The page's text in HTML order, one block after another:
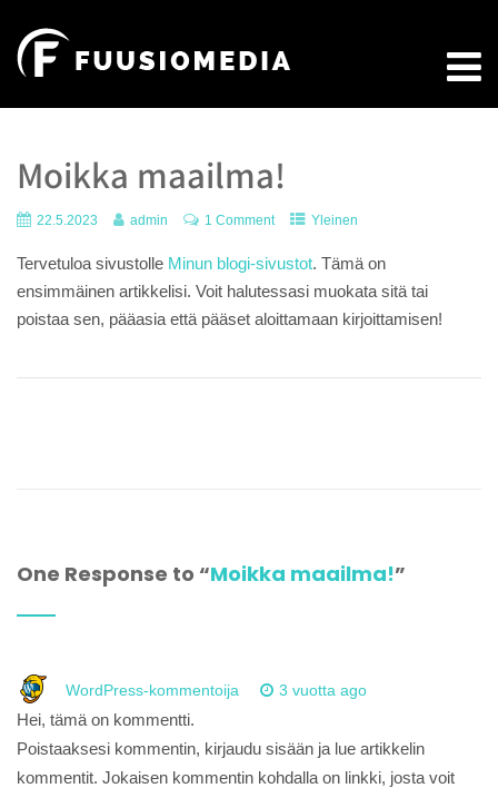
Moikka maailma!
22.5.2023 admin 1 Comment Yleinen
Tervetuloa sivustolle Minun blogi-sivustot. Tämä on
ensimmäinen artikkelisi. Voit halutessasi muokata sitä tai
poistaa sen, pääasia että pääset aloittamaan kirjoittamisen!
One Response to “Moikka maailma!”
WordPress-kommentoija 3 vuotta ago
Hei, tämä on kommentti.
Poistaaksesi kommentin, kirjaudu sisään ja lue artikkelin
kommentit. Jokaisen kommentin kohdalla on linkki, josta voit